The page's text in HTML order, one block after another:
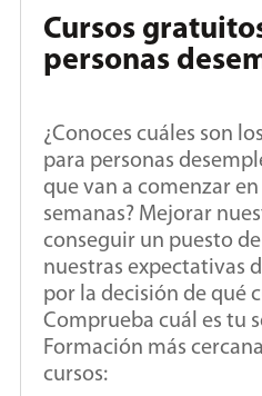
Cursos
personas
¿Conoces cuáles son
para personas
que van a comenzar
semanas? Mejorar
conseguir un puesto
nuestras expectativas
por la decisión de qué
Comprueba cuál es tu
Formación más
cursos: